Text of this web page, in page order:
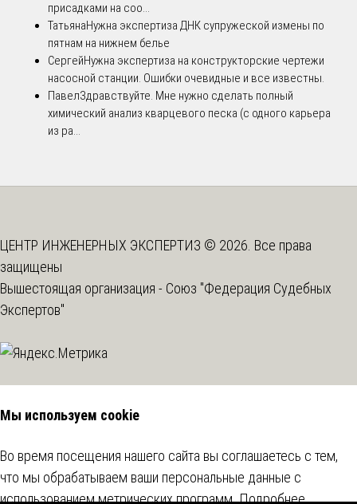
присадками на соо...
ТатьянаНужна экспертиза ДНК супружеской измены по
пятнам на нижнем белье
СергейНужна экспертиза на конструкторские чертежи
насосной станции. Ошибки очевидные и все известны.
ПавелЗдравствуйте. Мне нужно сделать полный
химический анализ кварцевого песка (с одного карьера
из ра...
ЦЕНТР ИНЖЕНЕРНЫХ ЭКСПЕРТИЗ © 2026. Все права
защищены
Вышестоящая организация - Союз "Федерация Судебных
Экспертов"
Мы используем cookie
Во время посещения нашего сайта вы соглашаетесь с тем,
что мы обрабатываем ваши персональные данные с
использованием метрических программ.Подробнее